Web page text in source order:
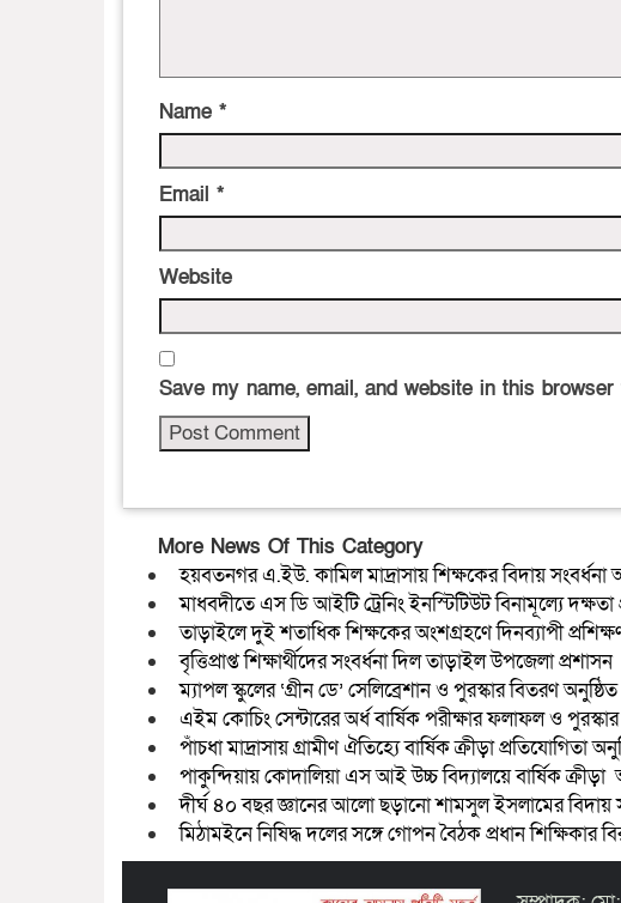
Name *
Email *
Website
Save my name, email, and website in this
More News Of This Category
হয়বতনগর এ.ইউ. কামিল মাদ্রাসায় শিক্ষকের বিদায় সংবর্ধনা
মাধবদীতে এস ডি আইটি ট্রেনিং ইনস্টিটিউট বিনামূল্যে দক্ষতা
তাড়াইলে দুই শতাধিক শিক্ষকের অংশগ্রহণে দিনব্যাপী
বৃত্তিপ্রাপ্ত শিক্ষার্থীদের সংবর্ধনা দিল তাড়াইল উপজেলা প্রশাসন
ম্যাপল স্কুলের ‘গ্রীন ডে’ সেলিব্রেশান ও পুরস্কার বিতরণ অনুষ্ঠিত
এইম কোচিং সেন্টারের অর্ধ বার্ষিক পরীক্ষার ফলাফল ও
পাঁচধা মাদ্রাসায় গ্রামীণ ঐতিহ্যে বার্ষিক ক্রীড়া প্রতিযোগিতা
পাকুন্দিয়ায় কোদালিয়া এস আই উচ্চ বিদ্যালয়ে বার্ষিক ক্রীড়া
দীর্ঘ ৪০ বছর জ্ঞানের আলো ছড়ানো শামসুল ইসলামের বিদায়
মিঠামইনে নিষিদ্ধ দলের সঙ্গে গোপন বৈঠক প্রধান শিক্ষিকার